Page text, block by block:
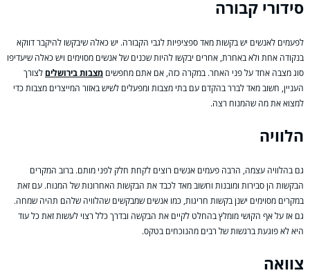
סידורי קבורה
לפעמים לאנשים יש בקשות מאד ספציפיות לגבי הקבורה. יש כאלה שיבקשו להיקבר דווקא
בנקודה אחת ולא באחרת, אחרים יבקשו להיות שכנים של אנשים מסוימים ויש כאלה שיעדיפו
סוג מצבה אחד על פני האחר. במקרה כזה, אם אתם מחפשים מצבות בירושלים לצורך
העניין, חשוב מאד לברר בהקדם עם בתי מצבות ומפעלים לשיש באזור המייצרים מצבות כדי
למצוא את מה שהמנוח רצה.
הלוויה
גם בהלוויה עצמה, הרבה פעמים אנשים רוצים לקחת חלק לפני מותם. ברוב המקרים
הבקשות הן סבירות ומובנות וחשוב מאד לכבד את הבקשות האחרונות של המנוח. עם זאת
במקרים מסוימים ישנן בקשות חריגות, כמו אנשים שמבקשים שהלוויה שלהם תהיה שמחה.
גם אז על אף הקושי מומלץ בהחלט לקיים את הבקשה ובדרך כלל רצוי לעשות זאת כל עוד
היא לא פוגעת ברגשות של רבים מהנוכחים בטקס.
צוואה